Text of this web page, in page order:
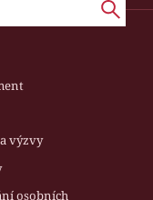
výzvy
osobních